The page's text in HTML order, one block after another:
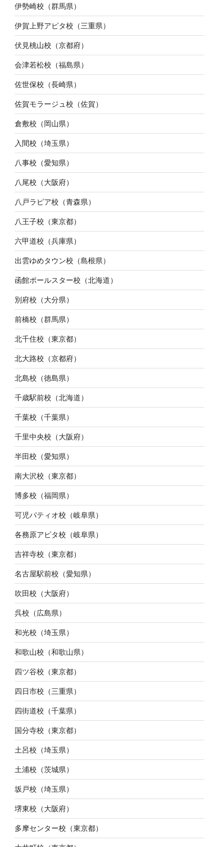
伊勢崎校（群馬県）
伊賀上野アピタ校（三重県）
伏見桃山校（京都府）
会津若松校（福島県）
佐世保校（長崎県）
佐賀モラージュ校（佐賀）
倉敷校（岡山県）
入間校（埼玉県）
八事校（愛知県）
八尾校（大阪府）
八戸ラピア校（青森県）
八王子校（東京都）
六甲道校（兵庫県）
出雲ゆめタウン校（島根県）
函館ポールスター校（北海道）
別府校（大分県）
前橋校（群馬県）
北千住校（東京都）
北大路校（京都府）
北島校（徳島県）
千歳駅前校（北海道）
千葉校（千葉県）
千里中央校（大阪府）
半田校（愛知県）
南大沢校（東京都）
博多校（福岡県）
可児パティオ校（岐阜県）
各務原アピタ校（岐阜県）
吉祥寺校（東京都）
名古屋駅前校（愛知県）
吹田校（大阪府）
呉校（広島県）
和光校（埼玉県）
和歌山校（和歌山県）
四ツ谷校（東京都）
四日市校（三重県）
四街道校（千葉県）
国分寺校（東京都）
土呂校（埼玉県）
土浦校（茨城県）
坂戸校（埼玉県）
堺東校（大阪府）
多摩センター校（東京都）